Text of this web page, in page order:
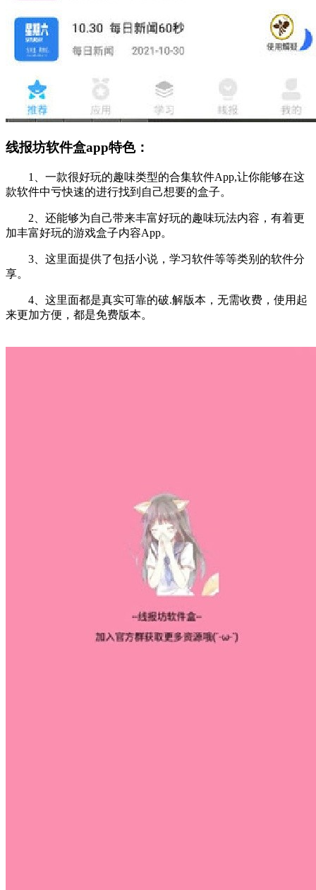
线报坊软件盒app特色：
1、一款很好玩的趣味类型的合集软件App,让你能够在这
款软件中亏快速的进行找到自己想要的盒子。
2、还能够为自己带来丰富好玩的趣味玩法内容，有着更
加丰富好玩的游戏盒子内容App。
3、这里面提供了包括小说，学习软件等等类别的软件分
享。
4、这里面都是真实可靠的破.解版本，无需收费，使用起
来更加方便，都是免费版本。